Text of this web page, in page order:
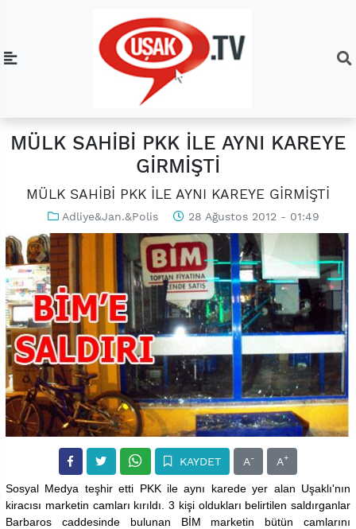
MÜLK SAHİBİ PKK İLE AYNI KAREYE
GİRMİŞTİ
MÜLK SAHİBİ PKK İLE AYNI KAREYE GİRMİŞTİ
Adliye&Jan.&Polis 28 Ağustos 2012 - 01:49
KAYDET A- A+
Sosyal Medya teşhir etti PKK ile aynı karede yer alan Uşaklı'nın
kiracısı marketin camları kırıldı. 3 kişi oldukları belirtilen saldırganlar
Barbaros caddesinde bulunan BİM marketin bütün camlarını